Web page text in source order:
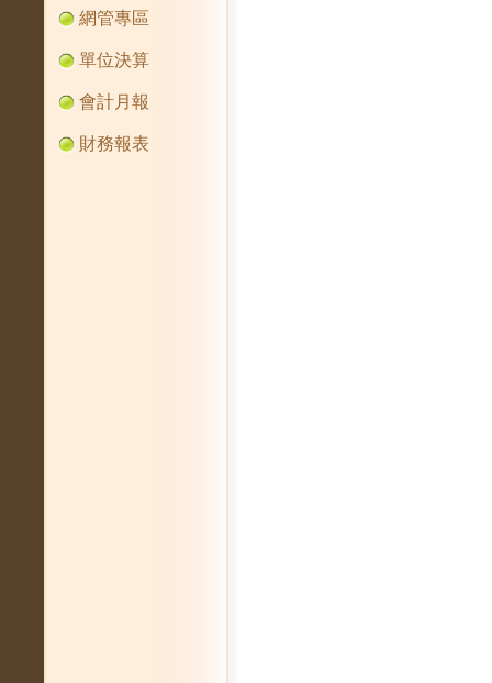
網管專區
單位決算
會計月報
財務報表